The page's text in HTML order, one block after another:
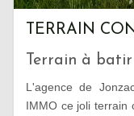
TERRAIN
Terrain à
L'agence de
IMMO ce joli terrain